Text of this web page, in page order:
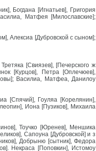
Богдана [Игнатьев], Григория
Матфея [Милославские];
Алексиа [Дубровской с сыном];
[Свиязев], [Печерского ж
[Курцов], Петра [Оплечюев],
Василиа, Матфеа, Данилоу
[Спячий], Гоуляа [Корелянин],
Иона [Пузиков], Михаила
Тоучко [Юренев], Меншика
Сапоуна [Дубровской] и з
Добрыню [сытник], Федора
Некраса [Поповкин], Истомоу